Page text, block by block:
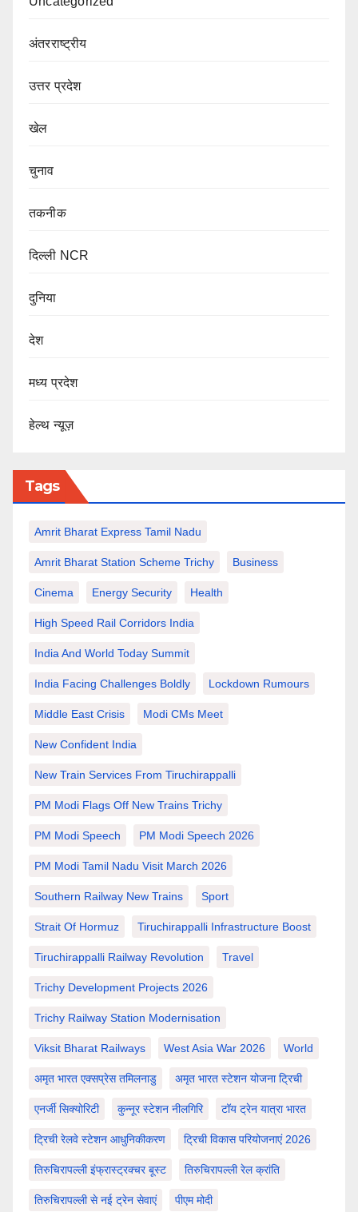
अंतरराष्ट्रीय
उत्तर प्रदेश
खेल
चुनाव
तकनीक
दिल्ली NCR
दुनिया
देश
मध्य प्रदेश
हेल्थ न्यूज़
Tags
Amrit Bharat Express Tamil Nadu
Amrit Bharat Station Scheme Trichy Business
Cinema Energy Security Health
High Speed Rail Corridors India
India And World Today Summit
India Facing Challenges Boldly Lockdown Rumours
Middle East Crisis Modi CMs Meet
New Confident India
New Train Services From Tiruchirappalli
PM Modi Flags Off New Trains Trichy
PM Modi Speech PM Modi Speech 2026
PM Modi Tamil Nadu Visit March 2026
Southern Railway New Trains Sport
Strait Of Hormuz Tiruchirappalli Infrastructure Boost
Tiruchirappalli Railway Revolution Travel
Trichy Development Projects 2026
Trichy Railway Station Modernisation
Viksit Bharat Railways West Asia War 2026 World
अमृत भारत एक्सप्रेस तमिलनाडु अमृत भारत स्टेशन योजना ट्रिची
एनर्जी सिक्योरिटी कुन्नूर स्टेशन नीलगिरि टॉय ट्रेन यात्रा भारत
ट्रिची रेलवे स्टेशन आधुनिकीकरण ट्रिची विकास परियोजनाएं 2026
तिरुचिरापल्ली इंफ्रास्ट्रक्चर बूस्ट तिरुचिरापल्ली रेल क्रांति
तिरुचिरापल्ली से नई ट्रेन सेवाएं पीएम मोदी